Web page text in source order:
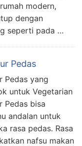
modern,
dengan
seperti pada …
Pedas
Pedas yang
untuk Vegetarian
Pedas bisa
andalan untuk
rasa pedas. Rasa
nafsu makan